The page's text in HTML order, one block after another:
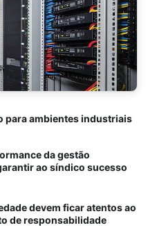
para ambientes industriais
da gestão
ao síndico sucesso
devem ficar atentos ao
de responsabilidade